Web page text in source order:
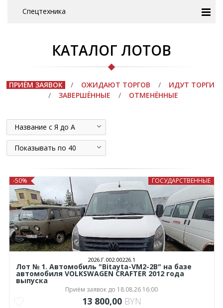
Спецтехника
КАТАЛОГ ЛОТОВ
ПРИЁМ ЗАЯВОК / ОЖИДАЮТ ТОРГОВ /
ИДУТ ТОРГИ
/
ЗАВЕРШЁННЫЕ / ОТМЕНЁННЫЕ
Название с Я до А
Показывать по 40
ГОСУДАРСТВЕННЫЕ
-50%
2026.Г.002.00226.1
Лот № 1. Автомобиль "Bitayta-VM2-2B" на базе
автомобиля VOLKSWAGEN CRAFTER 2012 года
выпуска
Приём заявок до 18.08.26 16:00
13 800,00 BYN